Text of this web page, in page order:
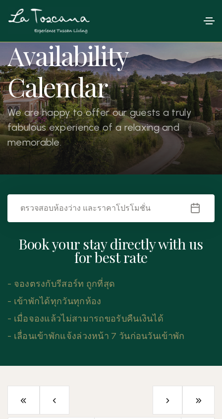
Availability
Calendar
We are happy to offer our guests a truly
fabulous experience of a relaxing and
memorable.
Book your stay directly with us
for best rate
- จองตรงกับรีสอร์ท ถูกที่สุด
- เข้าพักได้ทุกวันทุกห้อง
- เมื่อจองแล้วไม่สามารถขอรับคืนเงินได้
- เลื่อนเข้าพักแจ้งล่วงหน้า 7 วันก่อนวันเข้าพัก